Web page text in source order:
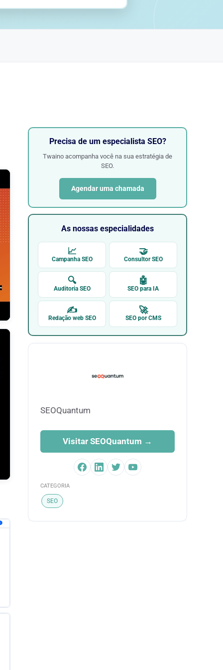
Precisa de um especialista SEO?
Twaino acompanha você na sua estratégia de
SEO.
Agendar uma chamada
As nossas especialidades
📈
Campanha SEO
🤝
Consultor SEO
🔍
Auditoria SEO
🤖
SEO para IA
✍
Redação web SEO
🚀
SEO por CMS
SEOQuantum
Visitar SEOQuantum →
CATEGORIA
SEO